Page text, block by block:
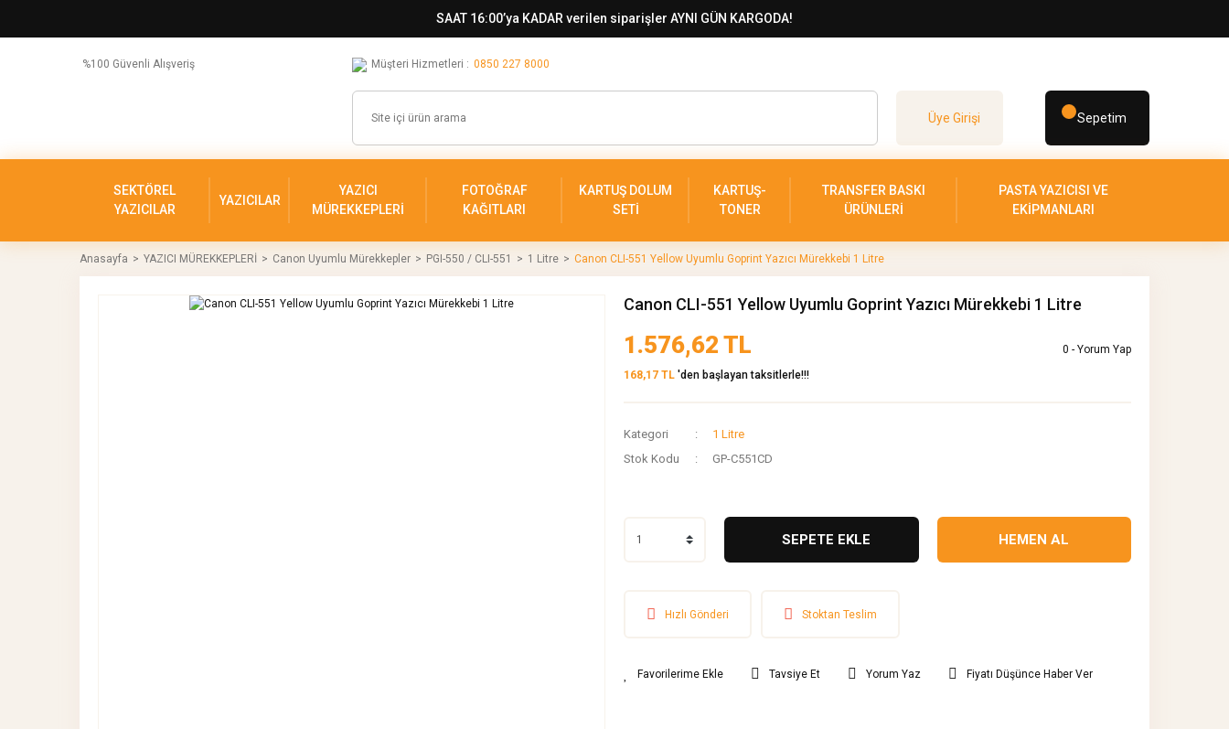
SAAT 16:00’ya KADAR verilen siparişler AYNI GÜN KARGODA!
%100 Güvenli Alışveriş Müşteri Hizmetleri : 0850 227 8000
Üye Girişi Sepetim
SEKTÖREL
YAZICILAR
YAZICILAR
YAZICI
MÜREKKEPLERİ
FOTOĞRAF
KAĞITLARI
KARTUŞ DOLUM
SETİ
KARTUŞ-
TONER
TRANSFER BASKI
ÜRÜNLERİ
PASTA YAZICISI VE
EKİPMANLARI
Anasayfa YAZICI MÜREKKEPLERİ Canon Uyumlu Mürekkepler PGI-550 / CLI-551 1 Litre Canon CLI-551 Yellow Uyumlu Goprint Yazıcı Mürekkebi 1 Litre
Canon CLI-551 Yellow Uyumlu Goprint Yazıcı Mürekkebi 1 Litre
1.576,62 TL
0 - Yorum Yap
168,17 TL 'den başlayan taksitlerle!!!
Kategori
1 Litre
Stok Kodu
GP-C551CD
SEPETE EKLE HEMEN AL
Hızlı Gönderi Stoktan Teslim
Tavsiye Et Yorum Yaz Fiyatı Düşünce Haber Ver